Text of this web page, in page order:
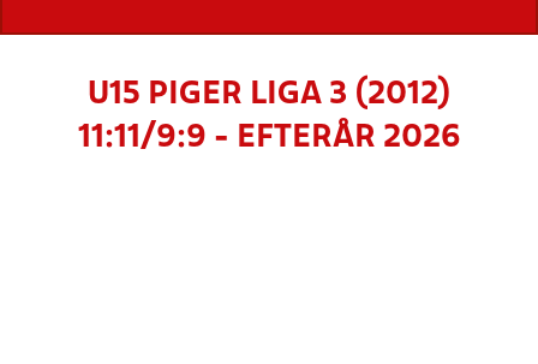
U15 PIGER LIGA 3 (2012)
11:11/9:9 - EFTERÅR 2026